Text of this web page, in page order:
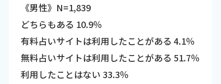
《男性》N=1,839
どちらもある 10.9％
有料占いサイトは利用したことがある 4.1％
無料占いサイトは利用したことがある 51.7％
利用したことはない 33.3％